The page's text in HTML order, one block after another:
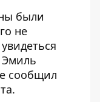
были
не
Эмиль
сообщил